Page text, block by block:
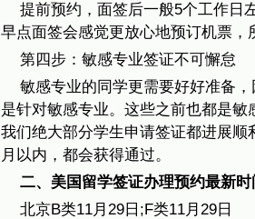
提前预约，面签后一般5个工作日
早点面签会感觉更放心地预订机票，
第四步：敏感专业签证不可懈怠
敏感专业的同学更需要好好准备
是针对敏感专业。这些之前也都是
我们绝大部分学生申请签证都进展
月以内，都会获得通过。
二、美国留学签证办理预约最新时
北京B类11月29日;F类11月29日